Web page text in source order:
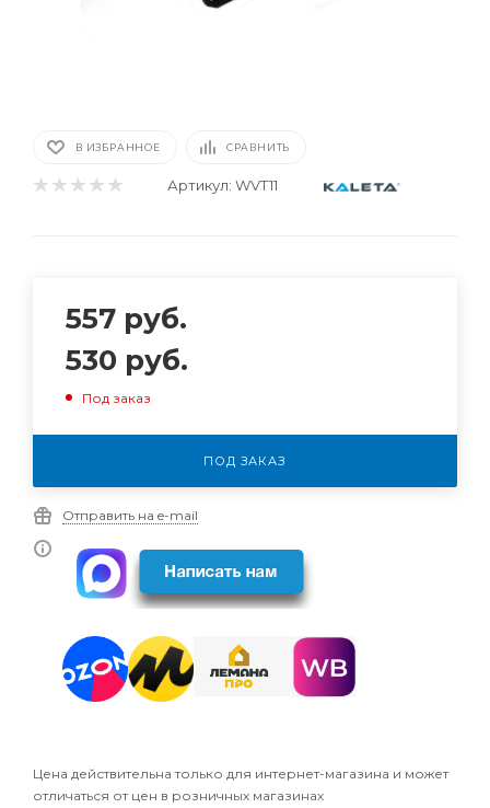
В ИЗБРАННОЕ СРАВНИТЬ
Артикул: WVT11
557 руб.
530 руб.
Под заказ
ПОД ЗАКАЗ
Отправить на e-mail
Цена действительна только для интернет-магазина и может
отличаться от цен в розничных магазинах